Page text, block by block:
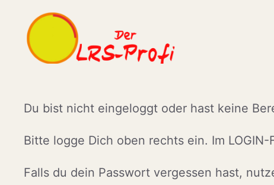
Inhalt
springen
Du bist nicht eingeloggt oder hast keine
Bitte logge Dich oben rechts ein. Im LOGIN-
Falls du dein Passwort vergessen hast,